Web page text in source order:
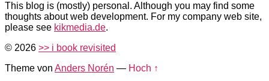
This blog is (mostly) personal. Although you may find some
thoughts about web development. For my company web site,
please see kikmedia.de.
© 2026 >> i book revisited
Theme von Anders Norén — Hoch ↑